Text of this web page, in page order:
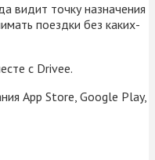
видит точку назначения
поездки без каких-
с Drivee.
App Store, Google Play,